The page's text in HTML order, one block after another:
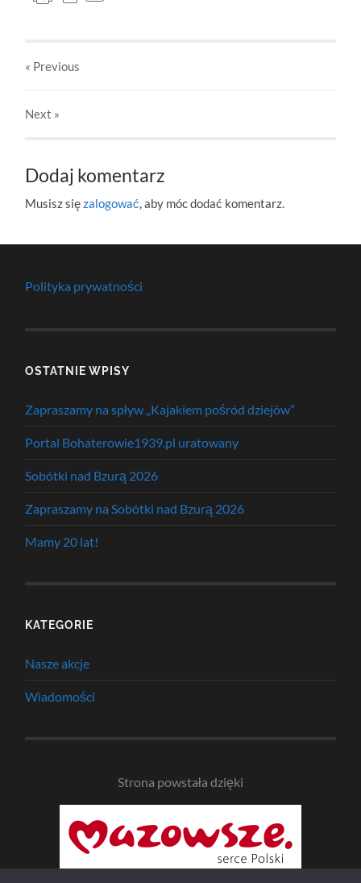
« Previous
Next »
Dodaj komentarz
Musisz sięzalogować, aby móc dodać komentarz.
Polityka prywatności
OSTATNIE WPISY
Zapraszamy na spływ „Kajakiem pośród dziejów”
Portal Bohaterowie1939.pl uratowany
Sobótki nad Bzurą 2026
Zapraszamy na Sobótki nad Bzurą 2026
Mamy 20 lat!
KATEGORIE
Nasze akcje
Wiadomości
Strona powstała dzięki